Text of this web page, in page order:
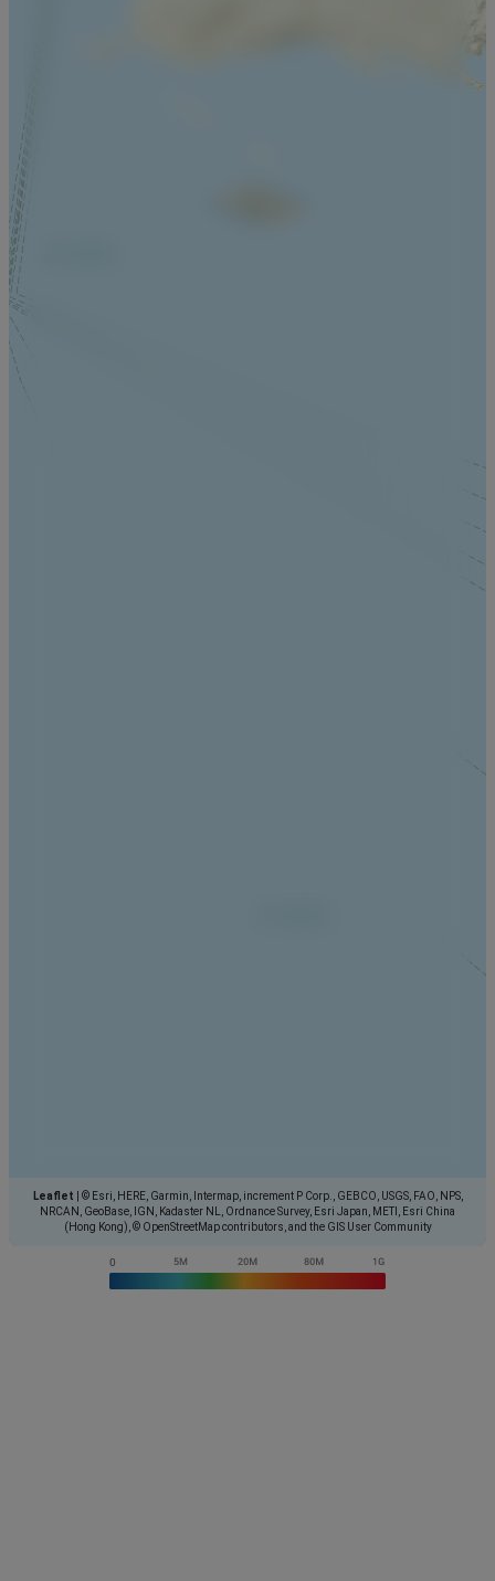
Leaflet
© Esri, HERE, Garmin, Intermap, increment P Corp., GEBCO, USGS, FAO, NPS,
NRCAN, GeoBase, IGN, Kadaster NL, Ordnance Survey, Esri Japan, METI, Esri China
(Hong Kong), © OpenStreetMap contributors, and the GIS User Community